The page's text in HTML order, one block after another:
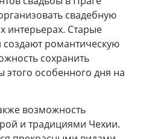
свадебную
интерьерах. Старые
романтическую
сохранить
особенного дня на
возможность
и традициями Чехии.